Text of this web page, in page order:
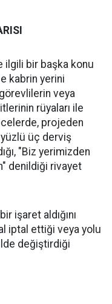
ilgili bir başka konu
kabrin yerini
veya
rüyaları ile
projeden
üç derviş
"Biz yerimizden
denildiği rivayet
işaret aldığını
iptal ettiği veya yolu
değiştirdiği